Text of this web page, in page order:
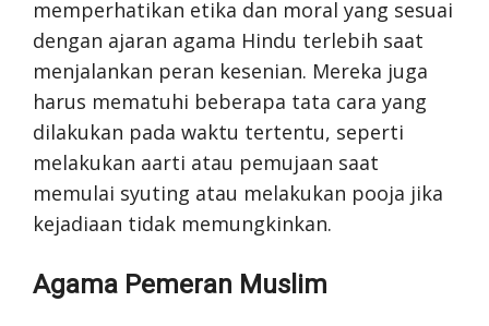
memperhatikan etika dan moral yang sesuai
dengan ajaran agama Hindu terlebih saat
menjalankan peran kesenian. Mereka juga
harus mematuhi beberapa tata cara yang
dilakukan pada waktu tertentu, seperti
melakukan aarti atau pemujaan saat
memulai syuting atau melakukan pooja jika
kejadiaan tidak memungkinkan.
Agama Pemeran Muslim